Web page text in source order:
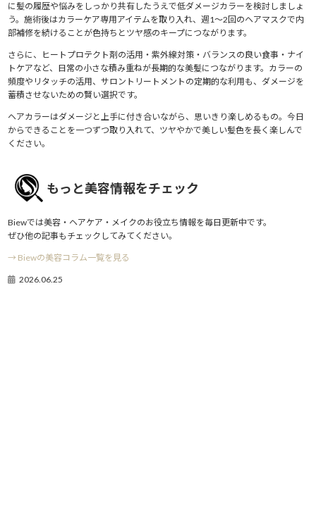
に髪の履歴や悩みをしっかり共有したうえで低ダメージカラーを検討しましょ
う。施術後はカラーケア専用アイテムを取り入れ、週1〜2回のヘアマスクで内
部補修を続けることが色持ちとツヤ感のキープにつながります。
さらに、ヒートプロテクト剤の活用・紫外線対策・バランスの良い食事・ナイ
トケアなど、日常の小さな積み重ねが長期的な美髪につながります。カラーの
頻度やリタッチの活用、サロントリートメントの定期的な利用も、ダメージを
蓄積させないための賢い選択です。
ヘアカラーはダメージと上手に付き合いながら、思いきり楽しめるもの。今日
からできることを一つずつ取り入れて、ツヤやかで美しい髪色を長く楽しんで
ください。
もっと美容情報をチェック
Biewでは美容・ヘアケア・メイクのお役立ち情報を毎日更新中です。
ぜひ他の記事もチェックしてみてください。
→ Biewの美容コラム一覧を見る
2026.06.25